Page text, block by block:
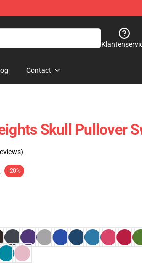
Contact
Skull Pullover
-20%